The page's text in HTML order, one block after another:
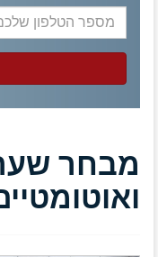
שלכם
מספר
הטלפון
שלכם
מבחר